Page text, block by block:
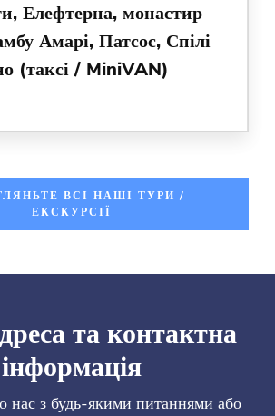
Елефтерна, монастир
Амарі, Патсос, Спілі
(таксі / MiniVAN)
ВСІ НАШІ ТУРИ /
ЕКСКУРСІЇ
та контактна
інформація
нас з будь-якими питаннями або